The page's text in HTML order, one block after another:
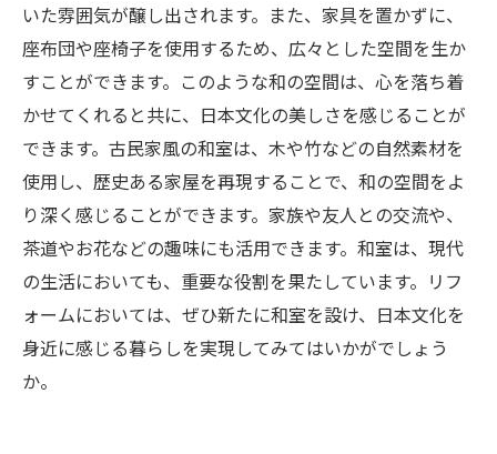
いた雰囲気が醸し出されます。また、家具を置かずに、
座布団や座椅子を使用するため、広々とした空間を生か
すことができます。このような和の空間は、心を落ち着
かせてくれると共に、日本文化の美しさを感じることが
できます。古民家風の和室は、木や竹などの自然素材を
使用し、歴史ある家屋を再現することで、和の空間をよ
り深く感じることができます。家族や友人との交流や、
茶道やお花などの趣味にも活用できます。和室は、現代
の生活においても、重要な役割を果たしています。リフ
ォームにおいては、ぜひ新たに和室を設け、日本文化を
身近に感じる暮らしを実現してみてはいかがでしょう
か。